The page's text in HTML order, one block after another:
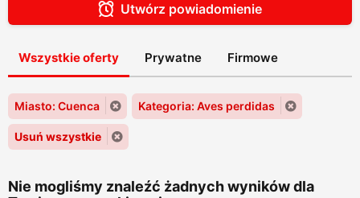
Utwórz powiadomienie
Wszystkie oferty Prywatne Firmowe
Miasto: Cuenca Kategoria: Aves perdidas
Usuń wszystkie
Nie mogliśmy znaleźć żadnych wyników dla